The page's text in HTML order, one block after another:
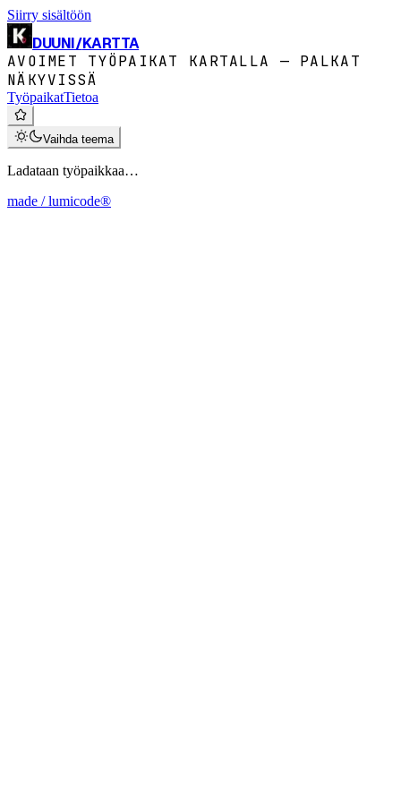
Siirry sisältöön
DUUNI/KARTTA
AVOIMET TYÖPAIKAT KARTALLA — PALKAT
NÄKYVISSÄ
TyöpaikatTietoa
Vaihda teema
Ladataan työpaikkaa…
made / lumicode®